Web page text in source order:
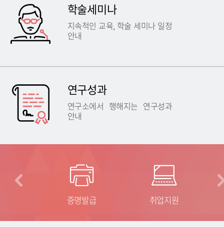
학술세미나
지속적인 교육, 학술 세미나 일정
안내
연구성과
연구소에서 행해지는 연구성과
안내
증명발급 취업지원